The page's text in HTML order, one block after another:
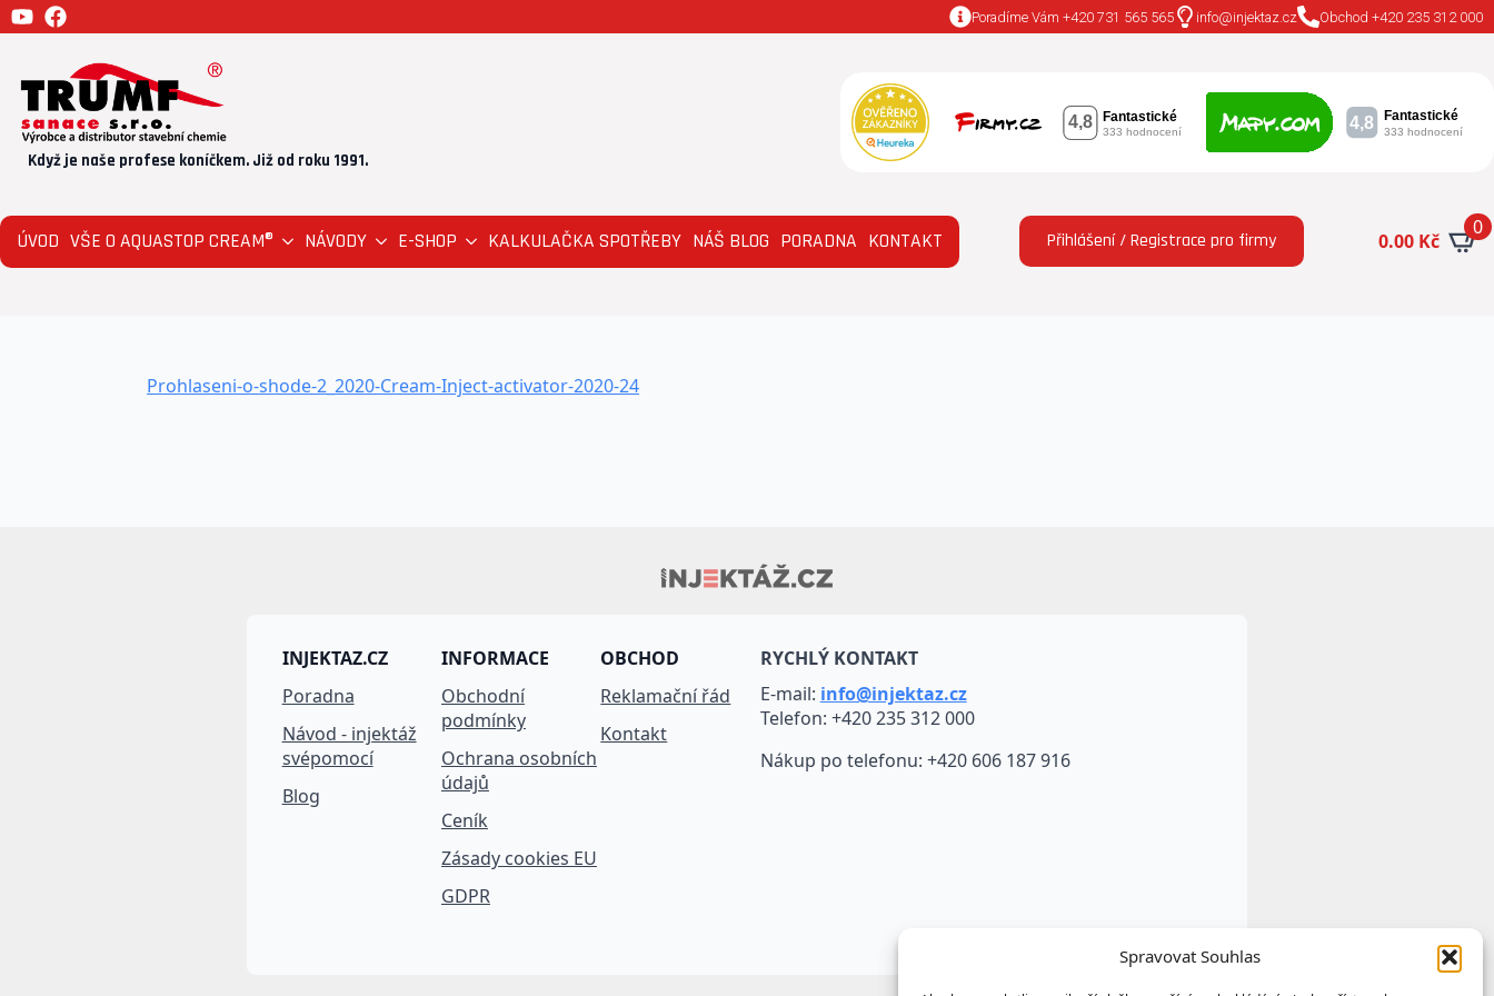
Spravovat Souhlas
Poradíme Vám +420 731 565 565 info@injektaz.cz Obchod +420 235 312 000
Když je naše profese koníčkem. Již od roku 1991.
ÚVOD VŠE O AQUASTOP CREAM® NÁVODY E-SHOP KALKULAČKA SPOTŘEBY NÁŠ BLOG PORADNA KONTAKT Přihlášení / Registrace pro firmy 0.00 Kč
0
Prohlaseni-o-shode-2_2020-Cream-Inject-activator-2020-24
INJEKTAZ.CZ
Poradna
Návod - injektáž
svépomocí
Blog
INFORMACE
Obchodní
podmínky
Ochrana osobních
údajů
Ceník
Zásady cookies EU
GDPR
OBCHOD
Reklamační řád
Kontakt
RYCHLÝ KONTAKT
E-mail: info@injektaz.cz
Telefon: +420 235 312 000
Nákup po telefonu: +420 606 187 916